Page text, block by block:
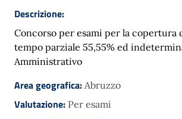
Descrizione:
Concorso per esami per la copertura
tempo parziale 55,55% ed
Amministrativo
Area geografica: Abruzzo
Valutazione: Per esami